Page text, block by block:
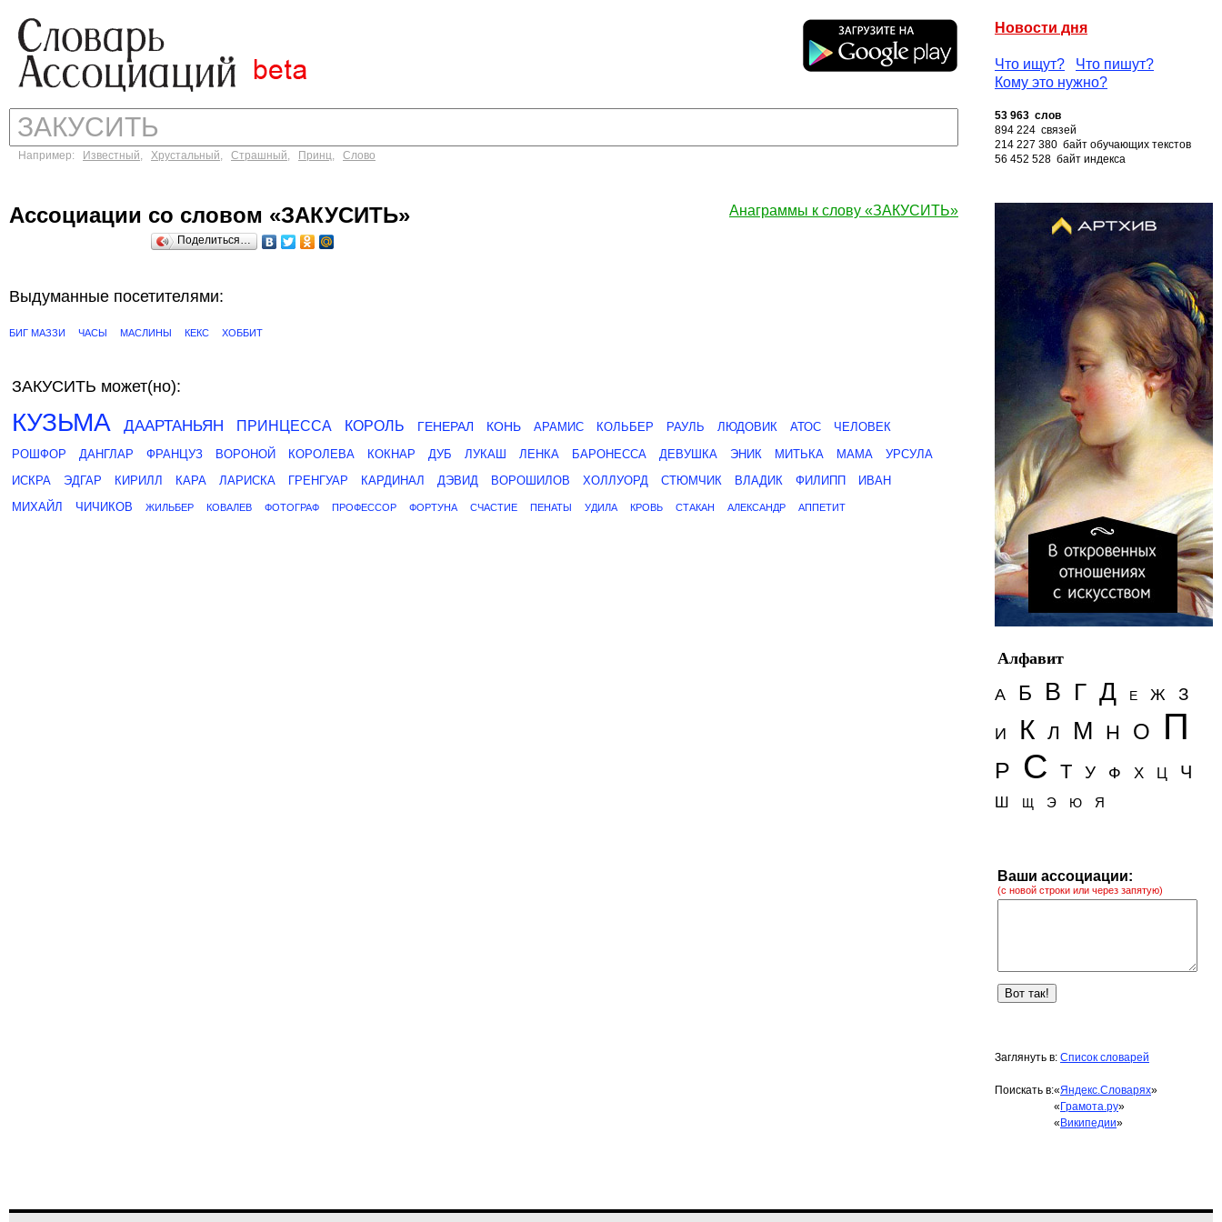
Новости дня
Что ищут?
Что пишут?
Кому это нужно?
Например: Известный, Хрустальный, Страшный, Принц, Слово
53 963 слов
894 224 связей
214 227 380 байт обучающих текстов
56 452 528 байт индекса
Анаграммы к слову «ЗАКУСИТЬ»
Ассоциации со словом «ЗАКУСИТЬ»
Поделиться…
Выдуманные посетителями:
БИГ МАЗЗИ ЧАСЫ МАСЛИНЫ КЕКС ХОББИТ
ЗАКУСИТЬ может(но):
КУЗЬМА ДААРТАНЬЯН ПРИНЦЕССА КОРОЛЬ ГЕНЕРАЛ КОНЬ АРАМИС КОЛЬБЕР РАУЛЬ ЛЮДОВИК АТОС
ЧЕЛОВЕК
РОШФОР
ДАНГЛАР ФРАНЦУЗ ВОРОНОЙ КОРОЛЕВА КОКНАР ДУБ ЛУКАШ ЛЕНКА БАРОНЕССА ДЕВУШКА ЭНИК МИТЬКА МАМА
УРСУЛА
ИСКРА
ЭДГАР КИРИЛЛ КАРА ЛАРИСКА ГРЕНГУАР КАРДИНАЛ ДЭВИД ВОРОШИЛОВ ХОЛЛУОРД СТЮМЧИК ВЛАДИК ФИЛИПП
ИВАН
МИХАЙЛ
ЧИЧИКОВ ЖИЛЬБЕР КОВАЛЕВ ФОТОГРАФ ПРОФЕССОР ФОРТУНА СЧАСТИЕ ПЕНАТЫ УДИЛА КРОВЬ СТАКАН АЛЕКСАНДР АППЕТИТ
Алфавит
А
Б В Г Д Е Ж З
И К Л М Н О П
Р С Т У Ф Х Ц Ч
Ш Щ Э Ю Я
Ваши ассоциации:
(с новой строки или через запятую)
Заглянуть в: Список словарей
Поискать в:«Яндекс.Словарях»
« Грамота.ру»
« Википедии»